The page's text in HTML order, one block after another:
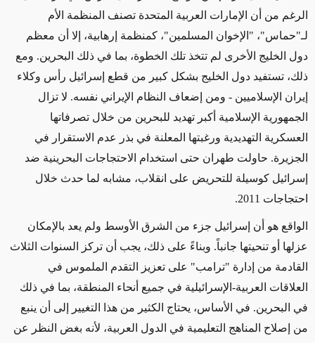
الرغم من أن الإمارات العربية المتحدة تصنف المنظمة الأم
لـ"حماس"، "الإخوان المسلمين"، كمنظمة إرهابية، إلا أن معظم
دول الخليج الأخرى لم تتخذ تلك الخطوة، بما في ذلك البحرين. ومع
ذلك، تستفيد دول الخليج بشكل كبير من قطع إسرائيل رأس وكلاء
إيران الإسلاميين - ومن إضعاف النظام الإيراني نفسه. لا تزال
الجمهورية الإسلامية أكبر تهديد للبحرين من خلال تصرفاتها
العسكرية التهديدية ورغبتها المعلنة في بذر عدم الاستقرار في
الجزيرة. حاولت طهران حتى استخدام الاحتجاجات البحرينية ضد
إسرائيل كوسيلة للتحريض على انقلاب، مشابه لما حدث خلال
احتجاجات 2011
.
الواقع هو أن إسرائيل جزء من الشرق الأوسط ولم يعد بالإمكان
عزلها أو تنحيتها جانباً. وبناءً على ذلك، يجب أن تركز السنوات الثلاث
القادمة من إدارة "ترامب" على تعزيز التقدم الملموس في
العلاقات العربية-الإسرائيلية في جميع أنحاء المنطقة، بما في ذلك
في البحرين. في الأساس، يحتاج الكثير من هذا التغيير إلى أن ينبع
من إصلاح المناهج التعليمية في الدول العربية، لأنه بغض النظر عن